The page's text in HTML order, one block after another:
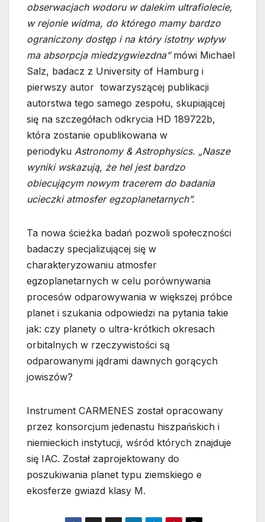
obserwacjach wodoru w dalekim ultrafiolecie,
w rejonie widma, do którego mamy bardzo
ograniczony dostęp i na który istotny wpływ
ma absorpcja miedzygwiezdna”mówi Michael
Salz, badacz z University of Hamburg i
pierwszy autor towarzyszącej publikacji
autorstwa tego samego zespołu, skupiającej
się na szczegółach odkrycia HD 189722b,
która zostanie opublikowana w
periodyku Astronomy & Astrophysics. „Nasze
wyniki wskazują, że hel jest bardzo
obiecującym nowym tracerem do badania
ucieczki atmosfer egzoplanetarnych”.
Ta nowa ścieżka badań pozwoli społeczności
badaczy specjalizującej się w
charakteryzowaniu atmosfer
egzoplanetarnych w celu porównywania
procesów odparowywania w większej próbce
planet i szukania odpowiedzi na pytania takie
jak: czy planety o ultra-krótkich okresach
orbitalnych w rzeczywistości są
odparowanymi jądrami dawnych gorących
jowiszów?
Instrument CARMENES został opracowany
przez konsorcjum jedenastu hiszpańskich i
niemieckich instytucji, wśród których znajduje
się IAC. Został zaprojektowany do
poszukiwania planet typu ziemskiego e
ekosferze gwiazd klasy M.